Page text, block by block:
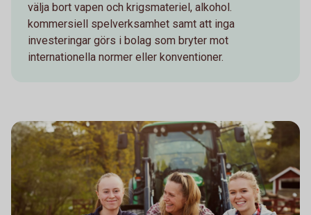
välja bort vapen och krigsmateriel, alkohol.
kommersiell spelverksamhet samt att inga
investeringar görs i bolag som bryter mot
internationella normer eller konventioner.